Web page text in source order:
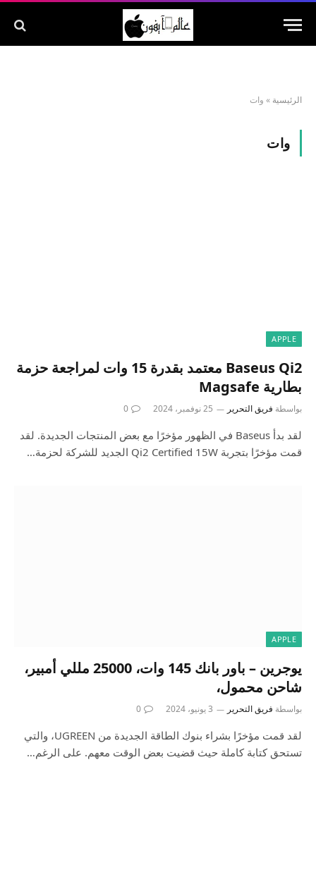
الرئيسية » وات
وات
APPLE
Baseus Qi2 معتمد بقدرة 15 وات لمراجعة حزمة
بطارية Magsafe
بواسطة فريق التحرير 25 نوفمبر، 2024 0
لقد بدأ Baseus في الظهور مؤخرًا مع بعض المنتجات الجديدة. لقد
قمت مؤخرًا بتجربة Qi2 Certified 15W الجديد للشركة لحزمة…
APPLE
يوجرين – باور بانك 145 وات، 25000 مللي أمبير،
شاحن محمول،
بواسطة فريق التحرير 3 يونيو، 2024 0
لقد قمت مؤخرًا بشراء بنوك الطاقة الجديدة من UGREEN، والتي
تستحق كتابة كاملة حيث قضيت بعض الوقت معهم. على الرغم…